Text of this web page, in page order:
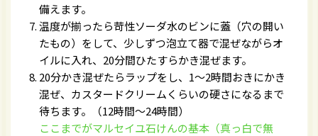
備えます。
温度が揃ったら苛性ソーダ水のビンに蓋（穴の開い
たもの）をして、少しずつ泡立て器で混ぜながらオ
イルに入れ、20分間ひたすらかき混ぜます。
20分かき混ぜたらラップをし、1〜2時間おきにかき
混ぜ、カスタードクリームくらいの硬さになるまで
待ちます。（12時間〜24時間）
ここまでがマルセイユ石けんの基本（真っ白で無